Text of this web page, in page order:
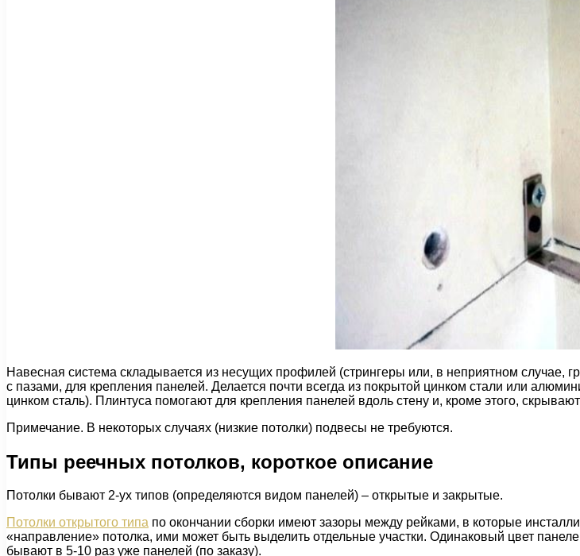
Навесная система складывается из несущих профилей (стрингеры или, в неприятном
с пазами, для крепления панелей. Делается почти всегда из покрытой цинком стали или
цинком сталь). Плинтуса помогают для крепления панелей вдоль стену и, кроме этого,
Примечание. В некоторых случаях (низкие потолки) подвесы не требуются.
Типы реечных потолков, короткое описание
Потолки бывают 2-ух типов (определяются видом панелей) – открытые и закрытые.
Потолки открытого типа по окончании сборки имеют зазоры между рейками, в которые
«направление» потолка, ими может быть выделить отдельные участки. Одинаковый цвет
бывают в 5-10 раз уже панелей (по заказу).